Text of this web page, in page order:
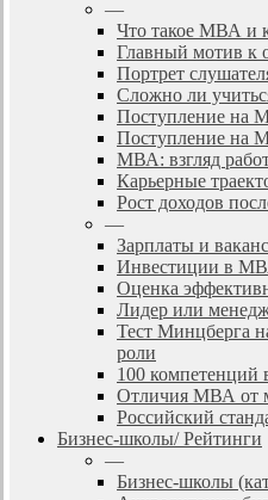
—
Что такое МВА и
Главный мотив
Портрет
Сложно ли
Поступление на
Поступление на
МВА: взгляд
Карьерные
Рост доходов
—
Зарплаты и
Инвестиции в
Оценка
Лидер или
Тест Минцберга
роли
100
Отличия МВА от
Российский
Бизнес-школы/ Рейтинги
—
Бизнес-школы